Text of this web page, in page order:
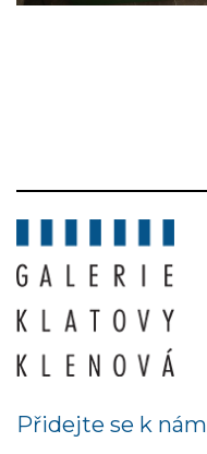
Přidejte se k nám